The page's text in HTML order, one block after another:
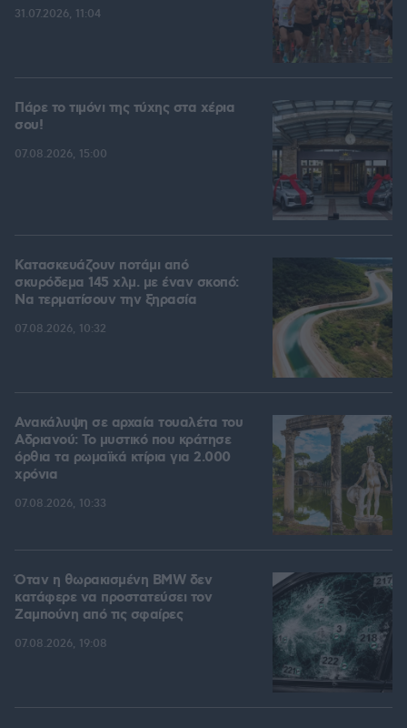
31.07.2026, 11:04
Πάρε το τιμόνι της τύχης στα χέρια
σου!
07.08.2026, 15:00
Κατασκευάζουν ποτάμι από
σκυρόδεμα 145 χλμ. με έναν σκοπό:
Να τερματίσουν την ξηρασία
07.08.2026, 10:32
Ανακάλυψη σε αρχαία τουαλέτα του
Αδριανού: Το μυστικό που κράτησε
όρθια τα ρωμαϊκά κτίρια για 2.000
χρόνια
07.08.2026, 10:33
Όταν η θωρακισμένη BMW δεν
κατάφερε να προστατεύσει τον
Ζαμπούνη από τις σφαίρες
07.08.2026, 19:08